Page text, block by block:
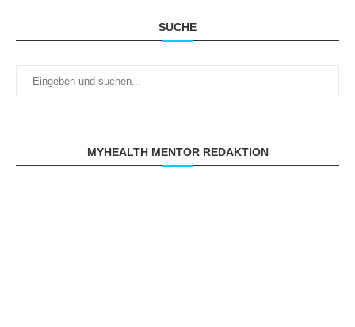
SUCHE
MYHEALTH MENTOR REDAKTION